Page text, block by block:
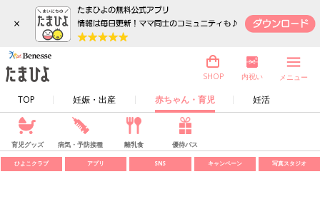
×
TOP 妊娠・出産 赤ちゃん・育児 妊活
SHOP 内祝い メニュー
育児グッズ 病気・予防接種 離乳食 優待パス
ひよこクラブ アプリ SNS キャンペーン 写真スタジオ